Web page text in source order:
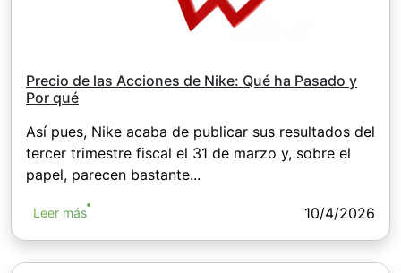
Precio de las Acciones de Nike: Qué ha Pasado y
Por qué
Así pues, Nike acaba de publicar sus resultados del
tercer trimestre fiscal el 31 de marzo y, sobre el
papel, parecen bastante...
Leer más 10/4/2026